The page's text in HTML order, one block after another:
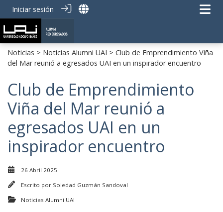
Iniciar sesión
Noticias > Noticias Alumni UAI > Club de Emprendimiento Viña
del Mar reunió a egresados UAI en un inspirador encuentro
Club de Emprendimiento
Viña del Mar reunió a
egresados UAI en un
inspirador encuentro
26 Abril 2025
Escrito por Soledad Guzmán Sandoval
Noticias Alumni UAI